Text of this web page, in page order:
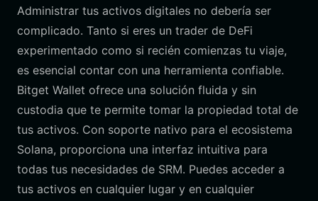
Administrar tus activos digitales no debería ser
complicado. Tanto si eres un trader de DeFi
experimentado como si recién comienzas tu viaje,
es esencial contar con una herramienta confiable.
Bitget Wallet ofrece una solución fluida y sin
custodia que te permite tomar la propiedad total de
tus activos. Con soporte nativo para el ecosistema
Solana, proporciona una interfaz intuitiva para
todas tus necesidades de SRM. Puedes acceder a
tus activos en cualquier lugar y en cualquier